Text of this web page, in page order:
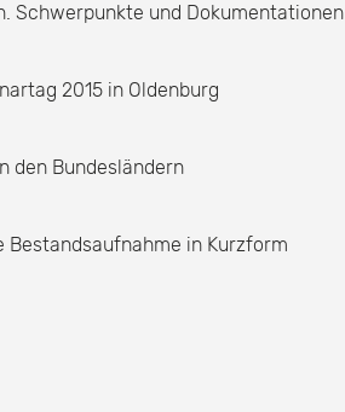
Schwerpunkte und Dokumentationen
2015 in Oldenburg
den Bundesländern
Bestandsaufnahme in Kurzform